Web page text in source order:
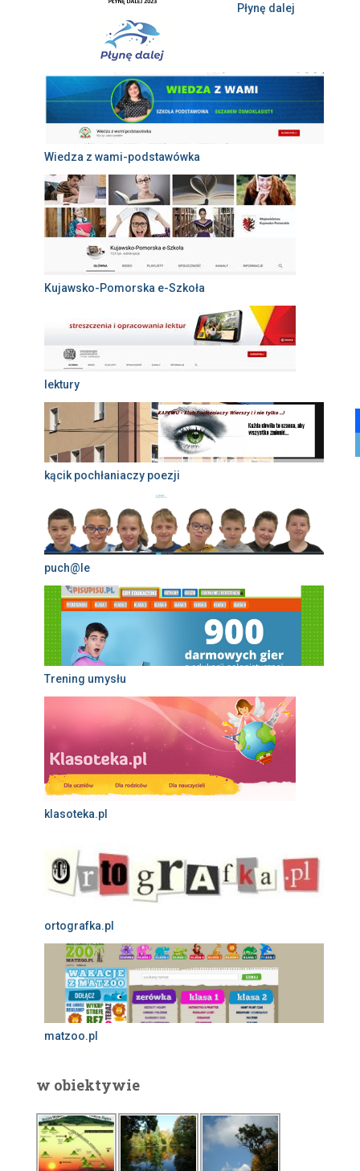
Płynę dalej
Wiedza z wami-podstawówka
Kujawsko-Pomorska e-Szkoła
lektury
kącik pochłaniaczy poezji
puch@le
Trening umysłu
klasoteka.pl
ortografka.pl
matzoo.pl
w obiektywie